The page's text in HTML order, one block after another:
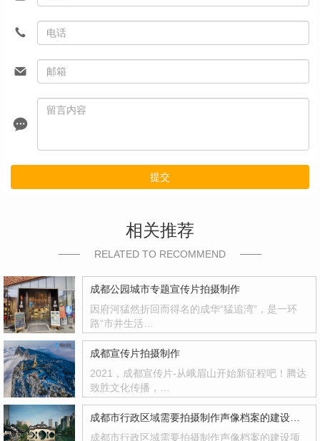
提交
相关推荐
RELATED TO RECOMMEND
成都公园城市专题宣传片拍摄制作
因府河猛然折回而得名的成华“猛追湾”，是一环
路“市井生活…
成都宣传片拍摄制作
2021，成都宣传片-从峨眉山开始新征程吧！腾达
致胜文化传播，…
成都市行政区域需要拍摄制作声像档案的建设项